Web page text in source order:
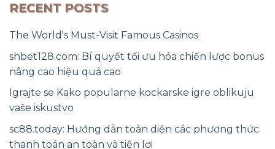
RECENT POSTS
The World's Must-Visit Famous Casinos
shbet128.com: Bí quyết tối ưu hóa chiến lược bonus
nâng cao hiệu quả cao
Igrajte se Kako popularne kockarske igre oblikuju
vaše iskustvo
sc88.today: Hướng dẫn toàn diện các phương thức
thanh toán an toàn và tiện lợi